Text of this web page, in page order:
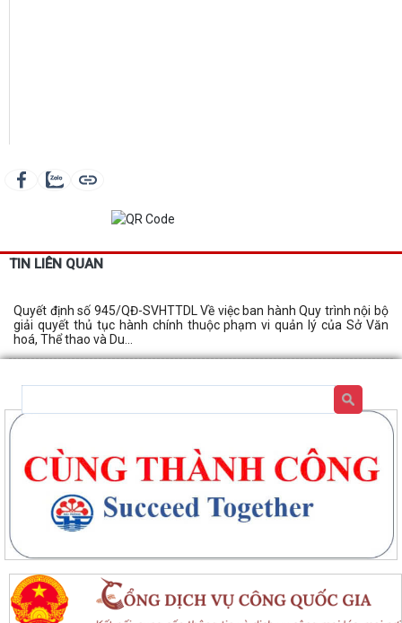
TIN LIÊN QUAN
Quyết định số 945/QĐ-SVHTTDL Về việc ban hành Quy trình nội bộ
giải quyết thủ tục hành chính thuộc phạm vi quản lý của Sở Văn
hoá, Thể thao và Du...